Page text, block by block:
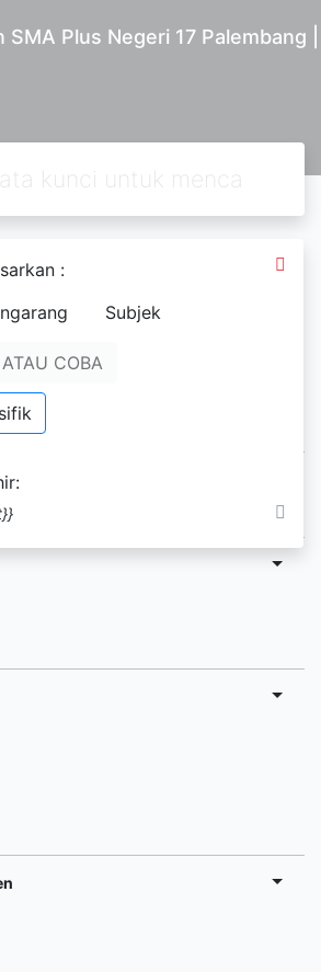
SMA Plus Negeri 17 Palembang
:
Subjek
ATAU COBA
To